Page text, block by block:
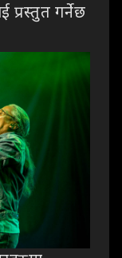
प्रस्तुत गर्नेछ